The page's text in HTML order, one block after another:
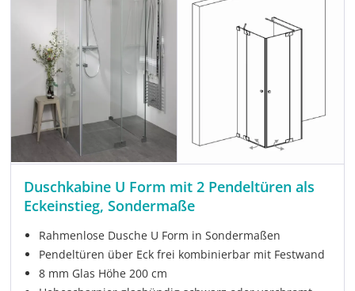
Duschkabine U Form mit 2 Pendeltüren als
Eckeinstieg, Sondermaße
Rahmenlose Dusche U Form in Sondermaßen
Pendeltüren über Eck frei kombinierbar mit Festwand
8 mm Glas Höhe 200 cm